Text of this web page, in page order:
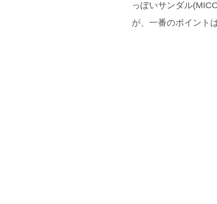
っぽいサンダル
が、一番のポイント